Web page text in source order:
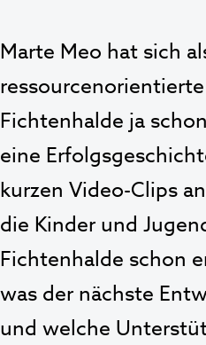
Marte Meo hat sich
Fichtenhalde ja
eine
kurzen Video-Clips
die Kinder und
Fichtenhalde schon
was der nächste
und welche